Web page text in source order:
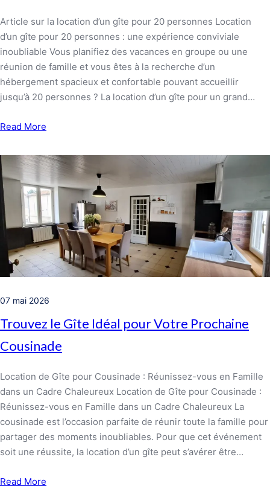
Article sur la location d’un gîte pour 20 personnes Location
d’un gîte pour 20 personnes : une expérience conviviale
inoubliable Vous planifiez des vacances en groupe ou une
réunion de famille et vous êtes à la recherche d’un
hébergement spacieux et confortable pouvant accueillir
jusqu’à 20 personnes ? La location d’un gîte pour un grand…
Read More
07 mai 2026
Trouvez le Gîte Idéal pour Votre Prochaine
Cousinade
Location de Gîte pour Cousinade : Réunissez-vous en Famille
dans un Cadre Chaleureux Location de Gîte pour Cousinade :
Réunissez-vous en Famille dans un Cadre Chaleureux La
cousinade est l’occasion parfaite de réunir toute la famille pour
partager des moments inoubliables. Pour que cet événement
soit une réussite, la location d’un gîte peut s’avérer être…
Read More